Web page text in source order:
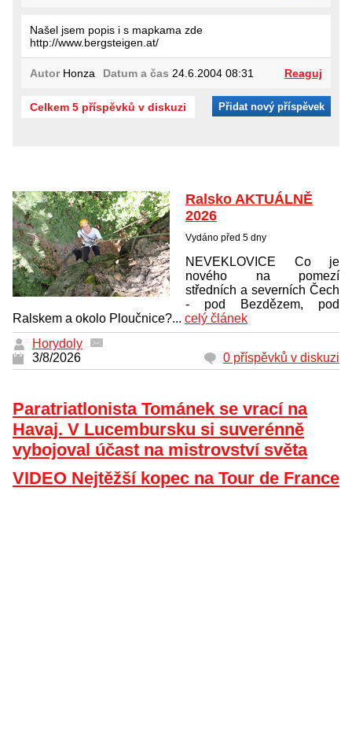
Našel jsem popis i s mapkama zde
http://www.bergsteigen.at/
AutorHonza Datum a čas 24.6.2004 08:31 Reaguj
Celkem 5 příspěvků v diskuzi Přidat nový příspěvek
Ralsko AKTUÁLNĚ
2026
Vydáno před 5 dny
NEVEKLOVICE Co je
nového na pomezí
středních a severních Čech
- pod Bezdězem, pod
Ralskem a okolo Ploučnice?... celý článek
Horydoly
3/8/2026
0 příspěvků v diskuzi
Paratriatlonista Tománek se vrací na
Havaj. V Lucembursku si suverénně
vybojoval účast na mistrovství světa
VIDEO Nejtěžší kopec na Tour de France